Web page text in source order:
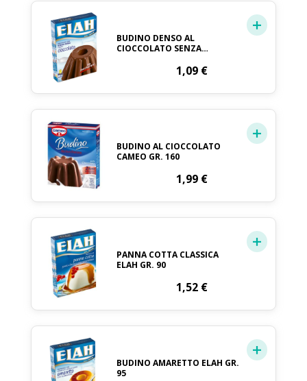
BUDINO DENSO AL
CIOCCOLATO SENZA
1,09 €
BUDINO AL CIOCCOLATO
CAMEO GR. 160
1,99 €
PANNA COTTA CLASSICA
ELAH GR. 90
1,52 €
BUDINO AMARETTO ELAH GR.
95